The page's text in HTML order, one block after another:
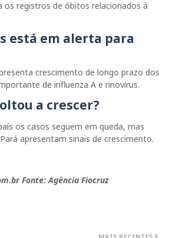
os registros de óbitos relacionados à
está em alerta para
crescimento de longo prazo dos
de influenza A e rinovírus.
a crescer?
os casos seguem em queda, mas
apresentam sinais de crescimento.
Fonte: Agência Fiocruz